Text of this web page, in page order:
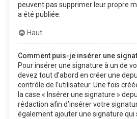
peuvent pas supprimer leur propre
a été publiée.
Haut
Comment puis-je insérer une
Pour insérer une signature à un de
devez tout d’abord en créer une
contrôle de l’utilisateur. Une fois
la case « Insérer une signature »
rédaction afin d’insérer votre
également ajouter une signature qui